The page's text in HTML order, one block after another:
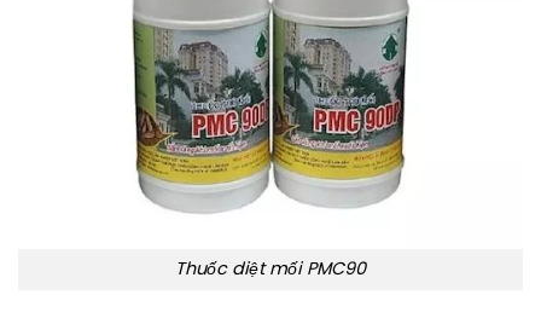
Thuốc diệt mối PMC90